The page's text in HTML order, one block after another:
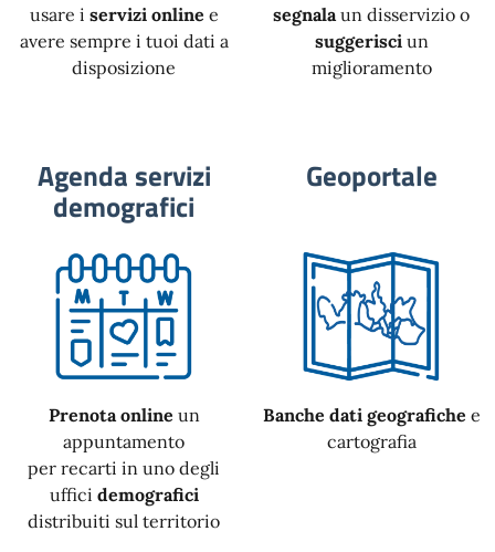
usare i servizi online e
avere sempre i tuoi dati a
disposizione
segnala un disservizio o
suggerisciun
miglioramento
Agenda servizi
demografici
Prenota online un
appuntamento
per recarti in uno degli
uffici demografici
distribuiti sul territorio
Geoportale
Banche dati geografiche e
cartografia